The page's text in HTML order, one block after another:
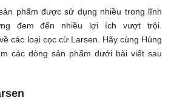
phẩm được sử dụng nhiều trong lĩnh
đem đến nhiều lợi ích vượt trội.
các loại cọc cừ Larsen. Hãy cùng Hùng
các dòng sản phẩm dưới bài viết sau